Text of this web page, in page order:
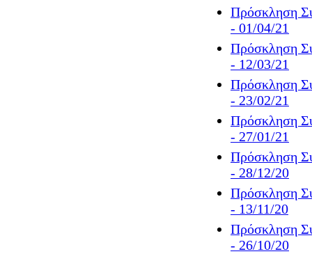
Πρόσκληση
- 01/04/21
Πρόσκληση
- 12/03/21
Πρόσκληση
- 23/02/21
Πρόσκληση
- 27/01/21
Πρόσκληση
- 28/12/20
Πρόσκληση
- 13/11/20
Πρόσκληση
- 26/10/20